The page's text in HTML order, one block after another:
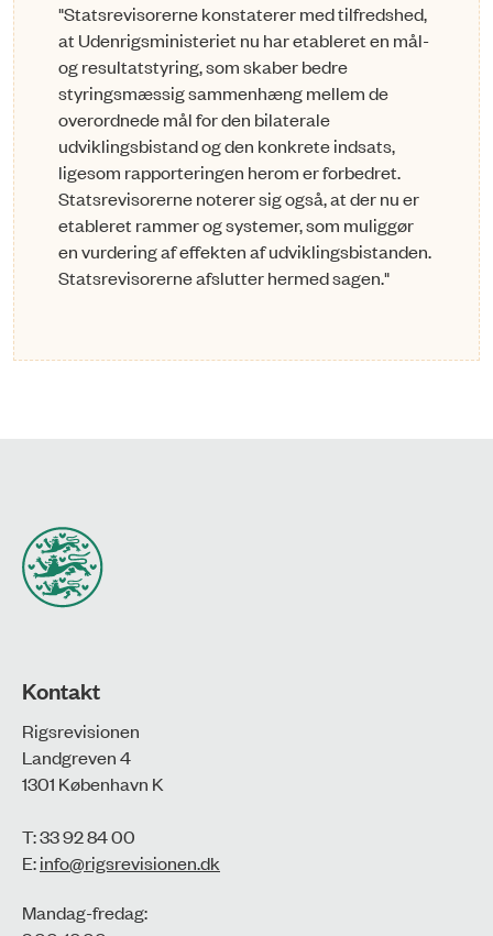
"Statsrevisorerne konstaterer med tilfredshed,
at Udenrigsministeriet nu har etableret en mål-
og resultatstyring, som skaber bedre
styringsmæssig sammenhæng mellem de
overordnede mål for den bilaterale
udviklingsbistand og den konkrete indsats,
ligesom rapporteringen herom er forbedret.
Statsrevisorerne noterer sig også, at der nu er
etableret rammer og systemer, som muliggør
en vurdering af effekten af udviklingsbistanden.
Statsrevisorerne afslutter hermed sagen."
Kontakt
Rigsrevisionen
Landgreven 4
1301 København K
T: 33 92 84 00
E:info@rigsrevisionen.dk
Mandag-fredag: